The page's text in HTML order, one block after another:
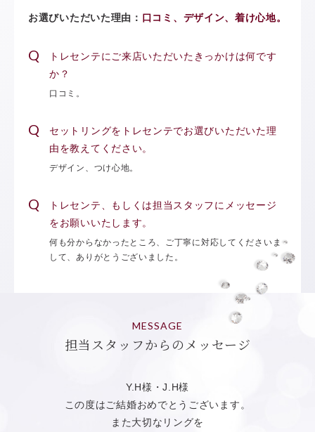
お選びいただいた理由： 口コミ、デザイン、着け心地。
トレセンテにご来店いただいたきっかけは何です
か？
口コミ。
セットリングをトレセンテでお選びいただいた理
由を教えてください。
デザイン、つけ心地。
トレセンテ、もしくは担当スタッフにメッセージ
をお願いいたします。
何も分からなかったところ、ご丁寧に対応してくださいま
して、ありがとうございました。
MESSAGE
担当スタッフからのメッセージ
Y.H様・J.H様
この度はご結婚おめでとうございます。
また大切なリングを